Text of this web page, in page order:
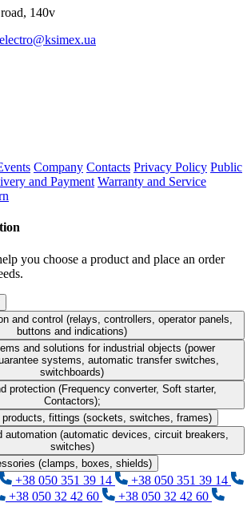
140v
electro@ksimex.ua
Company Contacts Privacy Policy Public
and Payment Warranty and Service
you choose a product and place an order
and control (relays, controllers, operator panels,
buttons and indications)
and solutions for industrial objects (power
systems, automatic transfer switches,
switchboards)
protection (Frequency converter, Soft starter,
Contactors);
products, fittings (sockets, switches, frames)
automation (automatic devices, circuit breakers,
switches)
(clamps, boxes, shields)
+38 050 351 39 14
+38 050 351 39 14
+38 050 32 42 60
+38 050 32 42 60